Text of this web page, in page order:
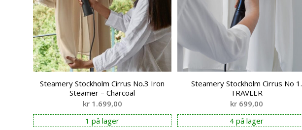
Steamery Stockholm Cirrus No.3 Iron
Steamer – Charcoal
kr1.699,00
1 på lager
Steamery Stockholm Cirrus No 1.
TRAVLER
kr 699,00
4 på lager